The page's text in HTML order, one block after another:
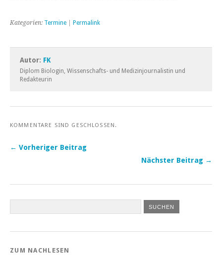
Kategorien: Termine Permalink
Autor: FK
Diplom Biologin, Wissenschafts- und Medizinjournalistin und
Redakteurin
KOMMENTARE SIND GESCHLOSSEN.
← Vorheriger Beitrag
Nächster Beitrag →
ZUM NACHLESEN